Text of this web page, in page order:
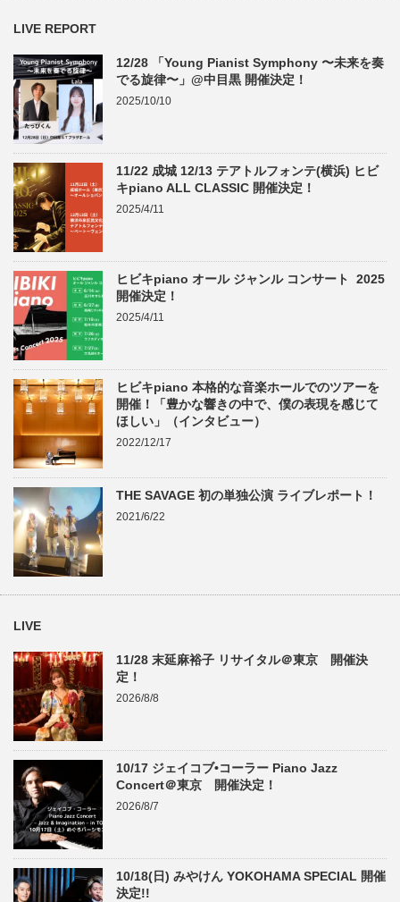
LIVE REPORT
12/28 「Young Pianist Symphony 〜未来を奏
でる旋律〜」@中目黒 開催決定！
2025/10/10
11/22 成城 12/13 テアトルフォンテ(横浜) ヒビ
キpiano ALL CLASSIC 開催決定！
2025/4/11
ヒビキpiano オール ジャンル コンサート 2025
開催決定！
2025/4/11
ヒビキpiano 本格的な音楽ホールでのツアーを
開催！「豊かな響きの中で、僕の表現を感じて
ほしい」（インタビュー）
2022/12/17
THE SAVAGE 初の単独公演 ライブレポート！
2021/6/22
LIVE
11/28 末延麻裕子 リサイタル＠東京 開催決
定！
2026/8/8
10/17 ジェイコブ•コーラー Piano Jazz
Concert＠東京 開催決定！
2026/8/7
10/18(日) みやけん YOKOHAMA SPECIAL 開催
決定!!